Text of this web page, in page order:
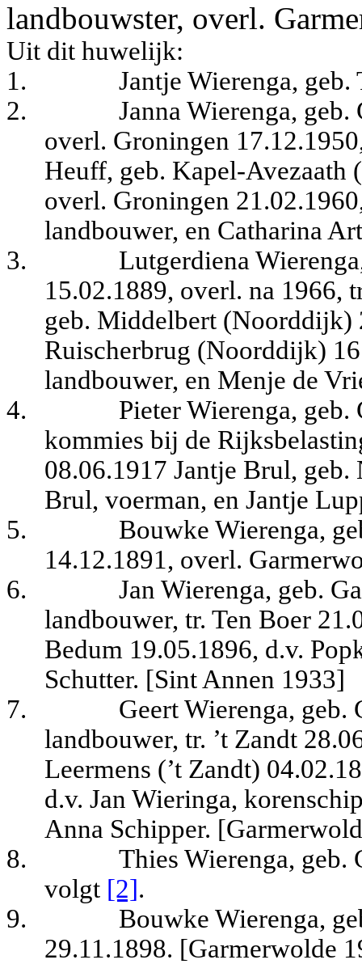
landbouwster, overl.
Uit dit huwelijk:
1.
Jantje Wierenga,
2.
Janna Wierenga,
overl. Groningen
Heuff, geb. Kapel-Avezaath
overl. Groningen
landbouwer, en Catharina
3.
Lutgerdiena
15.02.1889, overl. na 1966,
geb. Middelbert (Noorddijk)
Ruischerbrug (Noorddijk)
landbouwer, en Menje de
4.
Pieter Wierenga,
kommies bij de
08.06.1917 Jantje Brul, geb.
Brul, voerman, en Jantje
5.
Bouwke Wierenga,
14.12.1891, overl.
6.
Jan Wierenga, geb.
landbouwer, tr. Ten Boer
Bedum 19.05.1896, d.v.
Schutter. [Sint Annen 1933]
7.
Geert Wierenga,
landbouwer, tr. ’t Zandt
Leermens (’t Zandt)
d.v. Jan Wieringa,
Anna Schipper.
8.
Thies Wierenga, geb.
volgt [2].
9.
Bouwke Wierenga,
29.11.1898. [Garmerwolde